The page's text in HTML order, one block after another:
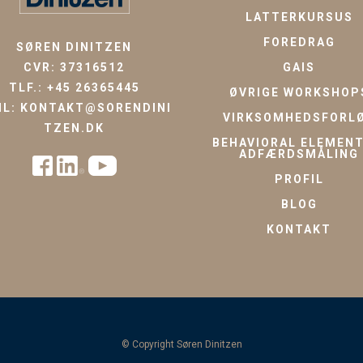
SØREN DINITZEN
CVR: 37316512
TLF.: +45 26365445
KONTAKT@SORENDINI
TZEN.DK
LATTERKURSUS
FOREDRAG
GAIS
ØVRIGE
BEHAVIORAL
ADFÆRDSMÅLING
PROFIL
BLOG
KONTAKT
© Copyright Søren Dinitzen